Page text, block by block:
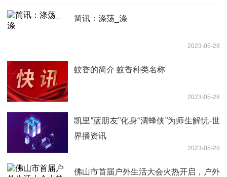
简讯：涤荡_涤
2023-05-28
蚊香的简介 蚊香种类名称
2023-05-28
凯里“蓝朋友”化身“清蜂侠”为师生解忧-世
界播资讯
2023-05-28
佛山市首届户外生活大会火热开启，户外